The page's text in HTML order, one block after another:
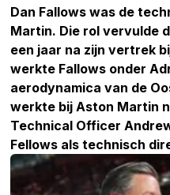
Dan Fallows was de
Martin. Die rol vervulde
een jaar na zijn vertrek
werkte Fallows onder
aerodynamica van de
werkte bij Aston Martin
Technical Officer
Fellows als technisch